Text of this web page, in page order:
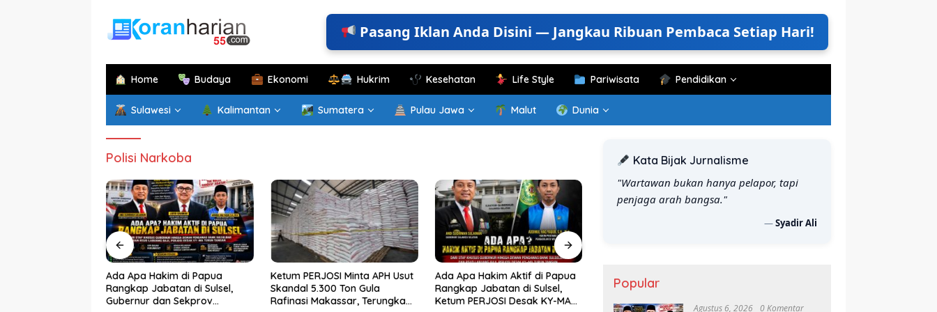
Pasang Iklan Anda Disini — Jangkau Ribuan Pembaca Setiap Hari!
Home Budaya Ekonomi Hukrim Kesehatan Life Style Pariwisata Pendidikan
Sulawesi Kalimantan Sumatera Pulau Jawa Malut Dunia
Polisi Narkoba
Ada Apa Hakim di Papua
Rangkap Jabatan di Sulsel,
Gubernur dan Sekprov
Ketum PERJOSI Minta APH Usut
Skandal 5.300 Ton Gula
Rafinasi Makassar, Terungkap
Ada Apa Hakim Aktif di Papua
Rangkap Jabatan di Sulsel,
Ketum PERJOSI Desak KY-MA
SPMB Usai, Kuota Bertambah,
FOM Makassar Pertanyakan
Kata Bijak Jurnalisme
"Wartawan bukan hanya pelapor, tapi
penjaga arah bangsa."
—Syadir Ali
Popular
Agustus 6, 2026 0 Komentar